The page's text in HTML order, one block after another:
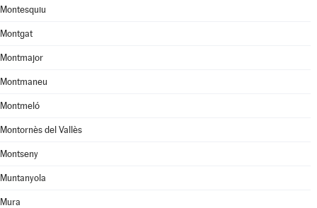
Montesquiu
Montgat
Montmajor
Montmaneu
Montmeló
Montornès del Vallès
Montseny
Muntanyola
Mura